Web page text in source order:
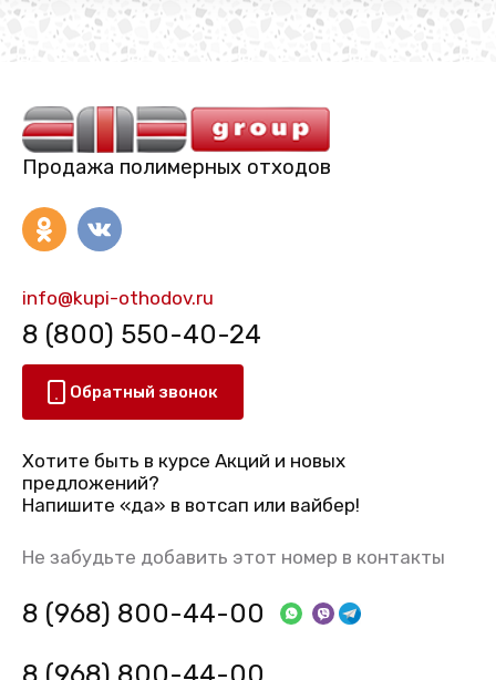
Продажа полимерных отходов
info@kupi-othodov.ru
8 (800) 550-40-24
Обратный звонок
Хотите быть в курсе Акций и новых
предложений?
Напишите «да» в вотсап или вайбер!
Не забудьте добавить этот номер в контакты
8 (968) 800-44-00